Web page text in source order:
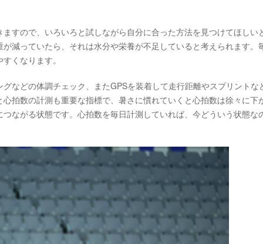
すので、いろいろと試しながら自分に合った方法を見つけてほしい
減っていたら、それは水分や栄養が不足していると考えられます。
くなります。
などの体調チェック、またGPSを装着して走行距離やスプリントな
拍数の計測も重要な指標で、暑さに慣れていくと心拍数は徐々に下
ながる状態です。心拍数を毎日計測していれば、今どういう状態な